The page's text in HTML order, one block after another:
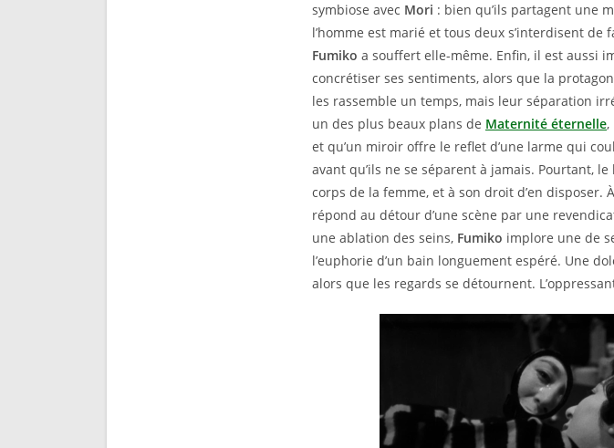
symbiose avec Mori : bien qu’ils partagent une
l’homme est marié et tous deux s’interdisent
Fumiko a souffert elle-même. Enfin, il est aussi
concrétiser ses sentiments, alors que la
les rassemble un temps, mais leur séparation
un des plus beaux plans de Maternité éternelle,
et qu’un miroir offre le reflet d’une larme qui
avant qu’ils ne se séparent à jamais. Pourtant,
corps de la femme, et à son droit d’en disposer.
répond au détour d’une scène par une
une ablation des seins, Fumiko implore une de
l’euphorie d’un bain longuement espéré. Une
alors que les regards se détournent.